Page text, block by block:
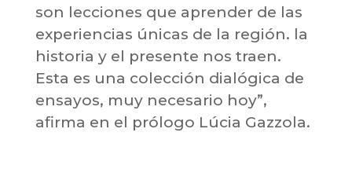
son lecciones que aprender de las
experiencias únicas de la región. la
historia y el presente nos traen.
Esta es una colección dialógica de
ensayos, muy necesario hoy”,
afirma en el prólogo Lúcia Gazzola.